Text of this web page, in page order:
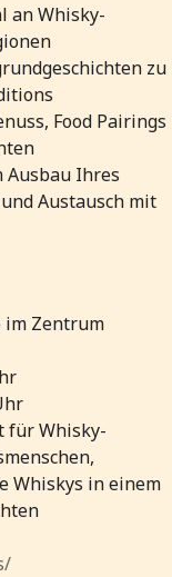
an Whisky-
zu
Food Pairings
Ausbau Ihres
Austausch mit
im Zentrum
für Whisky-
Whiskys in einem